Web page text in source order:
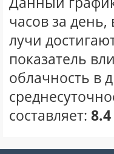
часов за
лучи
показатель
облачность в
составляет: